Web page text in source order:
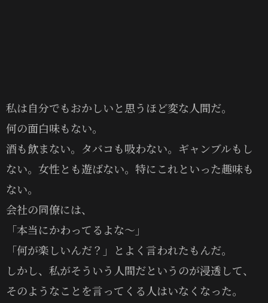
私は自分でもおかしいと思うほど変な人間だ。
何の面白味もない。
酒も飲まない。タバコも吸わない。ギャンブルもし
ない。女性とも遊ばない。特にこれといった趣味も
ない。
会社の同僚には、
「本当にかわってるよな〜」
「何が楽しいんだ？」とよく言われたもんだ。
しかし、私がそういう人間だというのが浸透して、
そのようなことを言ってくる人はいなくなった。